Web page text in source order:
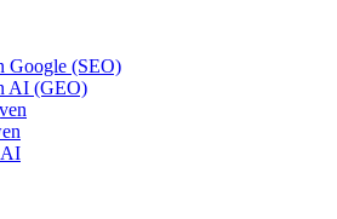
Google (SEO)
AI (GEO)
AI